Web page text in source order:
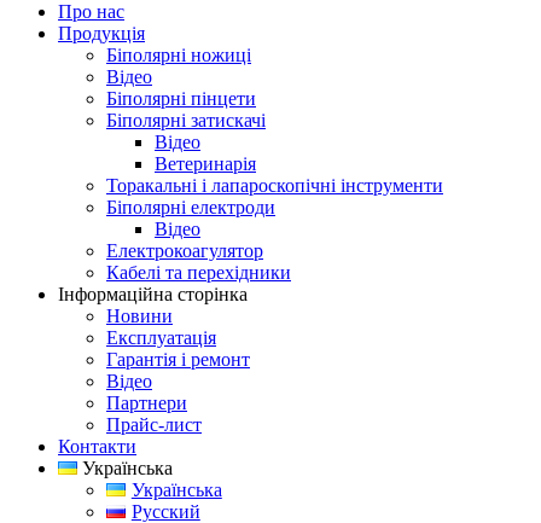
Про нас
Продукція
Біполярні ножиці
Відео
Біполярні пінцети
Біполярні затискачі
Відео
Ветеринарія
Торакальні і лапароскопічні інструменти
Біполярні електроди
Відео
Електрокоагулятор
Кабелі та перехідники
Інформаційна сторінка
Новини
Експлуатація
Гарантія і ремонт
Відео
Партнери
Прайс-лист
Контакти
Українська
Українська
Русский